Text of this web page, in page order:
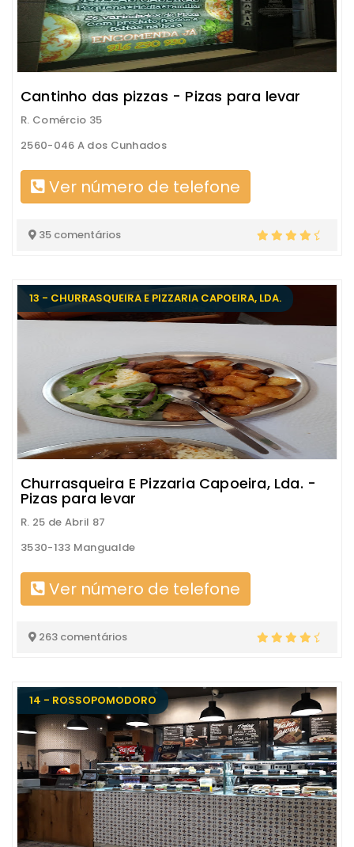
Cantinho das pizzas - Pizas para levar
R. Comércio 35
2560-046 A dos Cunhados
Ver número de telefone
35 comentários
13 - CHURRASQUEIRA E PIZZARIA CAPOEIRA, LDA.
Churrasqueira E Pizzaria Capoeira, Lda. -
Pizas para levar
R. 25 de Abril 87
3530-133 Mangualde
Ver número de telefone
263 comentários
14 - ROSSOPOMODORO